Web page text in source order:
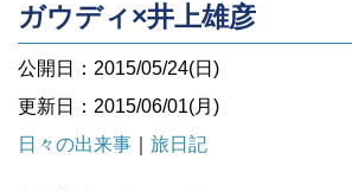
ガウディ×井上雄彦
公開日：2015/05/24(日)
更新日：2015/06/01(月)
日々の出来事
旅日記